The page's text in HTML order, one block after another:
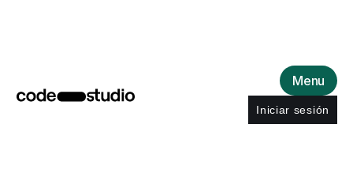
Iniciar sesión
Menu